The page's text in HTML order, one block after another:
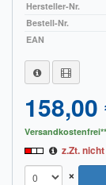
Hersteller-Nr.
Bestell-Nr.
EAN
158,00
Versandkostenfrei**
z.Zt.
×